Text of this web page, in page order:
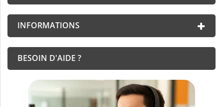
INFORMATIONS
BESOIN D'AIDE ?